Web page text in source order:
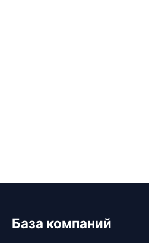
База компаний